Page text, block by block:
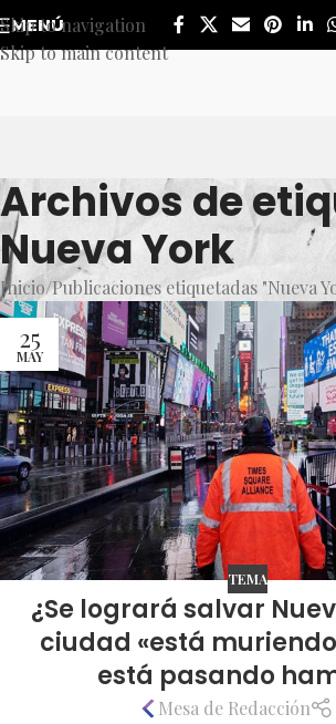
Skip to navigation
Skip to main content
MENÚ
Archivos de
Nueva York
Inicio Publicaciones etiquetadas "Nueva
25
MAY
TEMA
¿Se logrará salvar
ciudad «está
está pasando
Mesa de Redacción